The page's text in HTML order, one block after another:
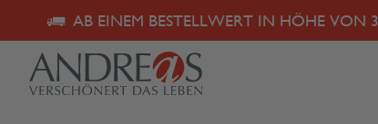
AB EINEM BESTELLWERT IN HÖHE VON